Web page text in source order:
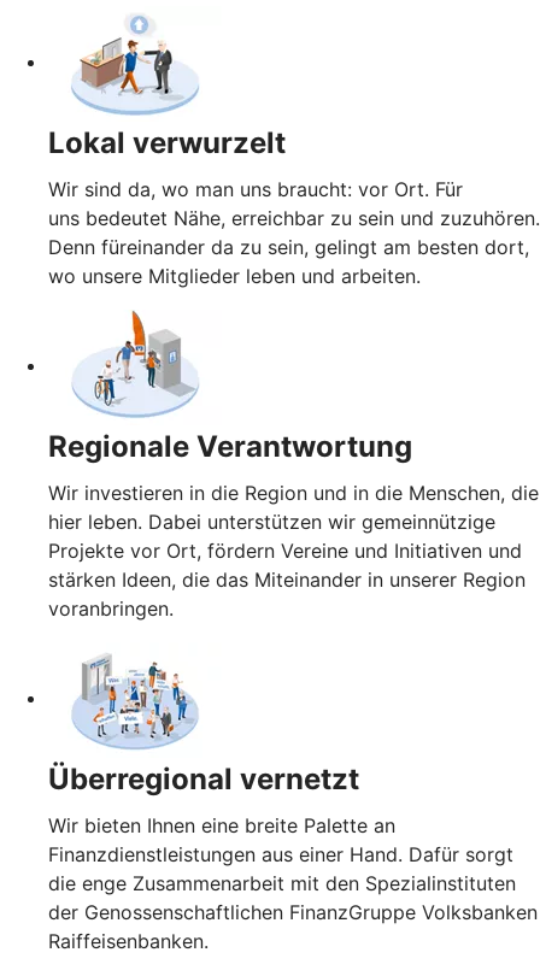
Lokal verwurzelt
Wir sind da, wo man uns braucht: vor Ort. Für
uns bedeutet Nähe, erreichbar zu sein und zuzuhören.
Denn füreinander da zu sein, gelingt am besten dort,
wo unsere Mitglieder leben und arbeiten.
Regionale Verantwortung
Wir investieren in die Region und in die Menschen, die
hier leben. Dabei unterstützen wir gemeinnützige
Projekte vor Ort, fördern Vereine und Initiativen und
stärken Ideen, die das Miteinander in unserer Region
voranbringen.
Überregional vernetzt
Wir bieten Ihnen eine breite Palette an
Finanzdienstleistungen aus einer Hand. Dafür sorgt
die enge Zusammenarbeit mit den Spezialinstituten
der Genossenschaftlichen FinanzGruppe Volksbanken
Raiffeisenbanken.